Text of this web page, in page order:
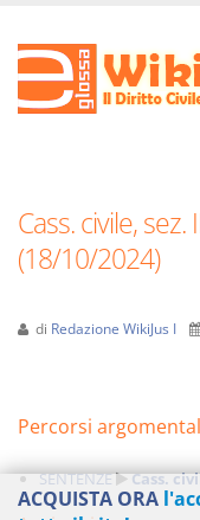
Cass. civile,
(18/10/2024)
di Redazione WikiJus I
Percorsi
SENTENZE Cass.
ACQUISTA ORA